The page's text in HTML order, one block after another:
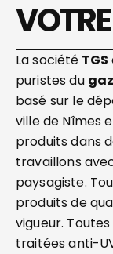
La société TGS
puristes du
basé sur le
ville de Nîmes
produits dans
travaillons
paysagiste.
produits de
vigueur.
traitées anti-